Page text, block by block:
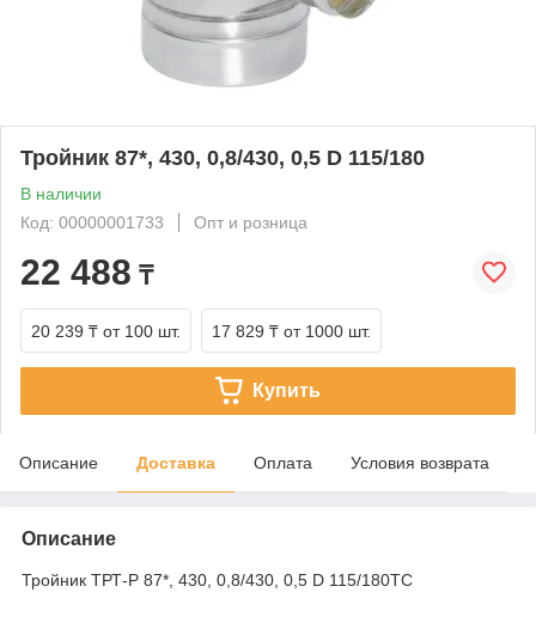
Тройник 87*, 430, 0,8/430, 0,5 D 115/180
В наличии
Код: 00000001733
Опт и розница
22 488 ₸
20 239 ₸ от 100 шт. 17 829 ₸ от 1000 шт.
Купить
Описание Доставка Оплата Условия возврата
Описание
Тройник ТРТ-Р 87*, 430, 0,8/430, 0,5 D 115/180ТС